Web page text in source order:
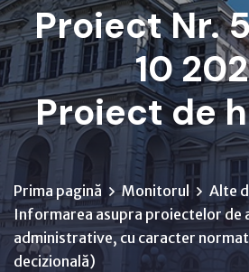
Proiect Nr.
10
Proiect de
Prima pagină Monitorul
Alte
Informarea asupra proiectelor de
administrative, cu caracter
decizională)